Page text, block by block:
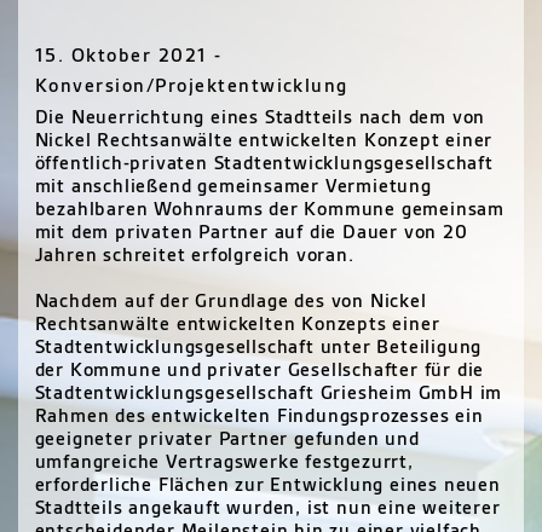
15. Oktober 2021 -
Konversion/Projektentwicklung
Die Neuerrichtung eines Stadtteils nach dem von
Nickel Rechtsanwälte entwickelten Konzept einer
öffentlich-privaten Stadtentwicklungsgesellschaft
mit anschließend gemeinsamer Vermietung
bezahlbaren Wohnraums der Kommune gemeinsam
mit dem privaten Partner auf die Dauer von 20
Jahren schreitet erfolgreich voran.
Nachdem auf der Grundlage des von Nickel
Rechtsanwälte entwickelten Konzepts einer
Stadtentwicklungsgesellschaft unter Beteiligung
der Kommune und privater Gesellschafter für die
Stadtentwicklungsgesellschaft Griesheim GmbH im
Rahmen des entwickelten Findungsprozesses ein
geeigneter privater Partner gefunden und
umfangreiche Vertragswerke festgezurrt,
erforderliche Flächen zur Entwicklung eines neuen
Stadtteils angekauft wurden, ist nun eine weiterer